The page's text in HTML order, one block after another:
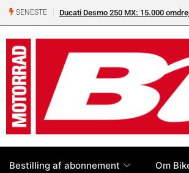
SENESTE Ducati Desmo 250 MX: 15.000
Bestilling af abonnement Om